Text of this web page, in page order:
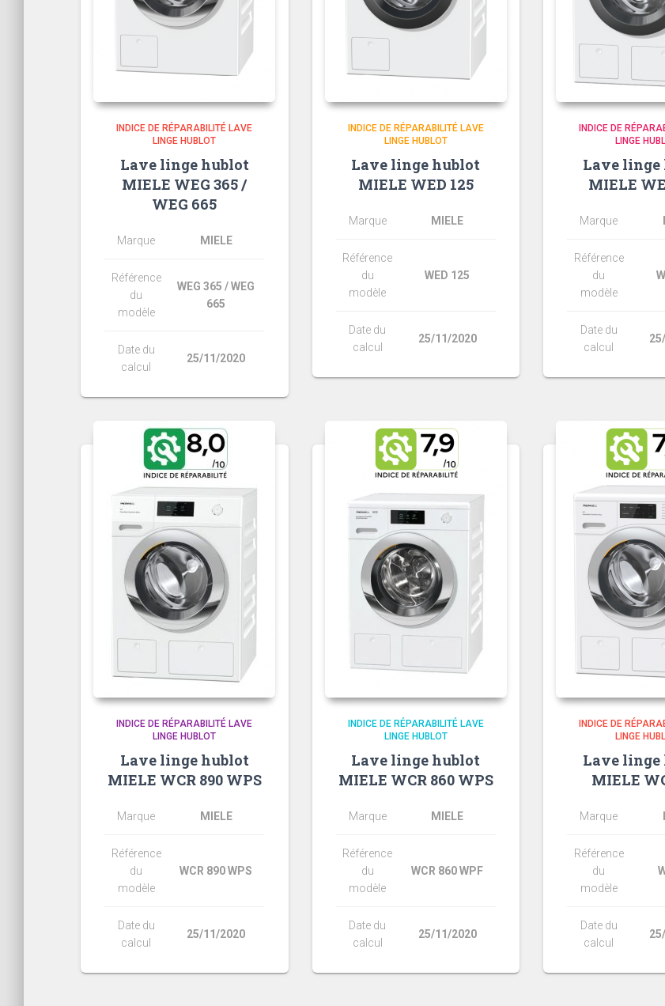
INDICE DE RÉPARABILITÉ LAVE
LINGE HUBLOT
Lave linge hublot
MIELE WEG 365 /
WEG 665
Marque MIELE
Référence
du
modèle
WEG 365 / WEG
665
Date du
calcul
25/11/2020
INDICE DE RÉPARABILITÉ LAVE
LINGE HUBLOT
Lave linge hublot
MIELE WED 125
Marque MIELE
Référence
du
modèle
WED 125
Date du
calcul
25/11/2020
INDICE DE
LINGE
Lave linge
MIELE
Marque
Référence
du
modèle
Date du
calcul
INDICE DE RÉPARABILITÉ LAVE
LINGE HUBLOT
Lave linge hublot
MIELE WCR 890 WPS
Marque MIELE
Référence
du
modèle
WCR 890 WPS
Date du
calcul
25/11/2020
INDICE DE RÉPARABILITÉ LAVE
LINGE HUBLOT
Lave linge hublot
MIELE WCR 860 WPS
Marque MIELE
Référence
du
modèle
WCR 860 WPF
Date du
calcul
25/11/2020
INDICE DE
LINGE
Lave linge
MIELE
Marque
Référence
du
modèle
Date du
calcul